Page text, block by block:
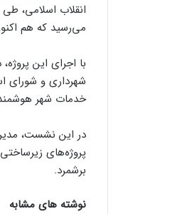
انقلاب اسلامی،
می‌رسید که هم
شهرداری و شورای
خدمات شهر
در این نشست،
پروژه‌های
برشمرد.
نوشته های مشابه